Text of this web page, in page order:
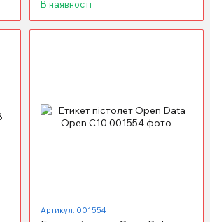
В наявності
Артикул: 001554